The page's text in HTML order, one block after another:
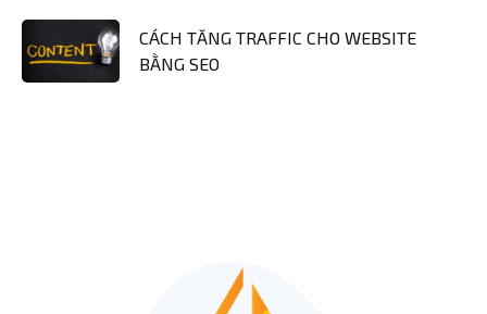
CÁCH TĂNG TRAFFIC CHO WEBSITE
BẰNG SEO